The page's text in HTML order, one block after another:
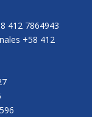
412 7864943
+58 412